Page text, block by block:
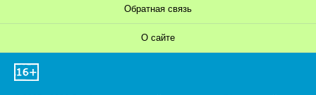
Обратная связь
О сайте